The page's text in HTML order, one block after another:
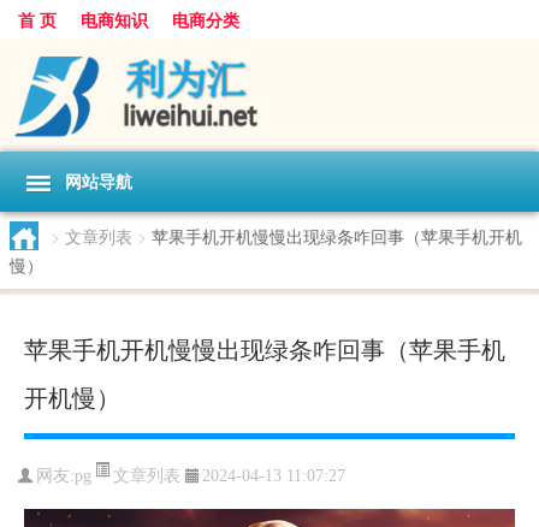
首 页 电商知识 电商分类
网站导航
> 文章列表 > 苹果手机开机慢慢出现绿条咋回事（苹果手机开机
慢）
苹果手机开机慢慢出现绿条咋回事（苹果手机
开机慢）
网友:pg 文章列表 2024-04-13 11:07:27